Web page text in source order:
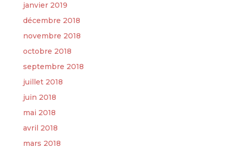
janvier 2019
décembre 2018
novembre 2018
octobre 2018
septembre 2018
juillet 2018
juin 2018
mai 2018
avril 2018
mars 2018